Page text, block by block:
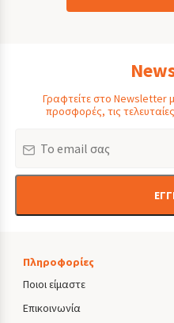
Γραφτείτε στο Newsletter
προσφορές, τις
Πληροφορίες
Ποιοι είμαστε
Επικοινωνία